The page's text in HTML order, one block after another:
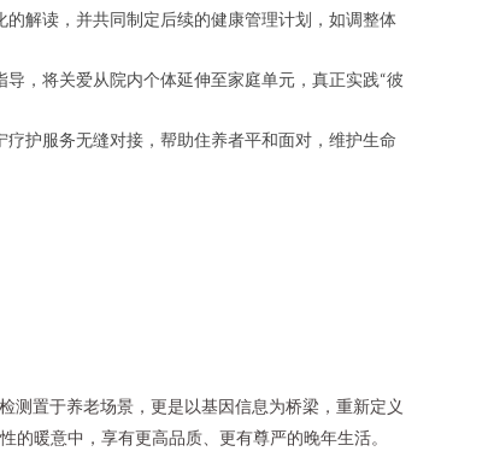
解读，并共同制定后续的健康管理计划，如调整体
，将关爱从院内个体延伸至家庭单元，真正实践“彼
护服务无缝对接，帮助住养者平和面对，维护生命
测置于养老场景，更是以基因信息为桥梁，重新定义
的暖意中，享有更高品质、更有尊严的晚年生活。